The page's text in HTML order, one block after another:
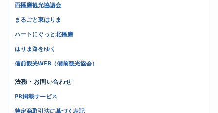
西播磨観光協議会
まるごと東はりま
ハートにぐっと北播磨
はりま路をゆく
備前観光WEB（備前観光協会）
法務・お問い合わせ
PR掲載サービス
特定商取引法に基づく表記